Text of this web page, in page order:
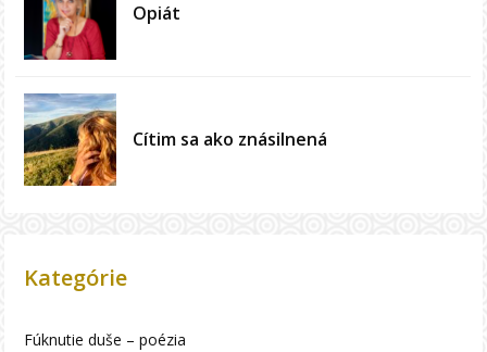
Opiát
Cítim sa ako znásilnená
Kategórie
Fúknutie duše – poézia